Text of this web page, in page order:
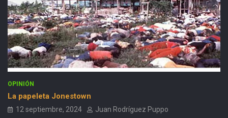
OPINIÓN
La papeleta Jonestown
12 septiembre, 2024 Juan Rodríguez Puppo